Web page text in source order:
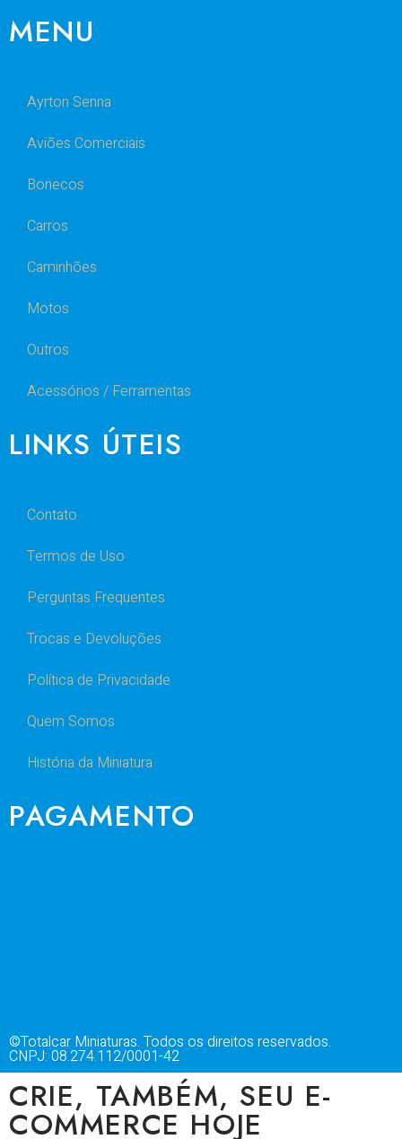
MENU
Ayrton Senna
Aviões Comerciais
Bonecos
Carros
Caminhões
Motos
Outros
Acessórios / Ferramentas
LINKS ÚTEIS
Contato
Termos de Uso
Perguntas Frequentes
Trocas e Devoluções
Política de Privacidade
Quem Somos
História da Miniatura
PAGAMENTO
©Totalcar Miniaturas. Todos os direitos reservados.
CNPJ: 08.274.112/0001-42
CRIE, TAMBÉM, SEU E-
COMMERCE HOJE